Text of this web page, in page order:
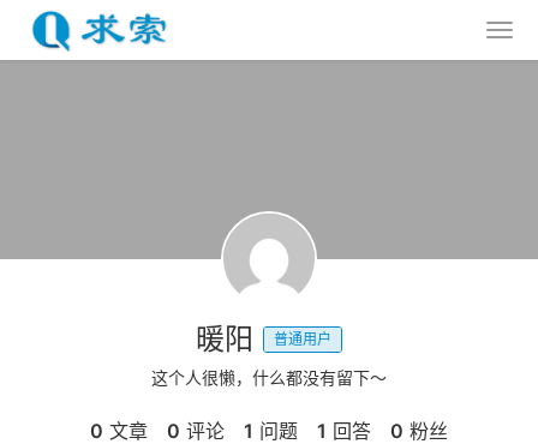
暖阳 普通用户
这个人很懒，什么都没有留下～
0 文章 0 评论 1 问题 1 回答 0 粉丝